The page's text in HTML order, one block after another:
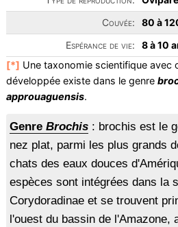
Couvée:
80 à
Espérance de vie:
8 à 10
[*] Une taxonomie scientifique avec
développée existe dans le genre
approuaguensis.
Genre Brochis: brochis est le
nez plat, parmi les plus grands
chats des eaux douces
espèces sont intégrées dans la
Corydoradinae et se trouvent
l'ouest du bassin de l'Amazone,